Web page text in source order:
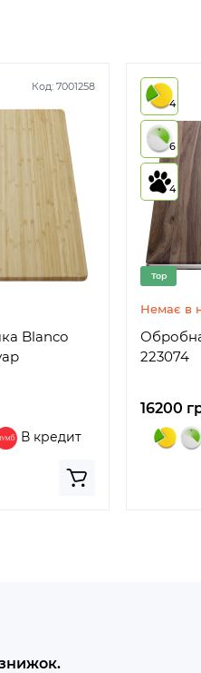
Код: 7001258
Blanco
В кредит
4
6
4
Top
Немає в
223074
16200
знижок.